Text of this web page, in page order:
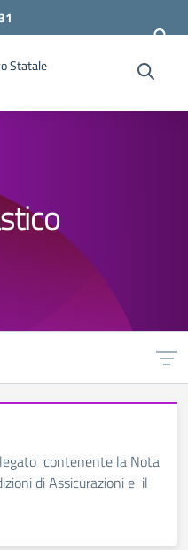
Statale
contenente la Nota
di Assicurazioni e il